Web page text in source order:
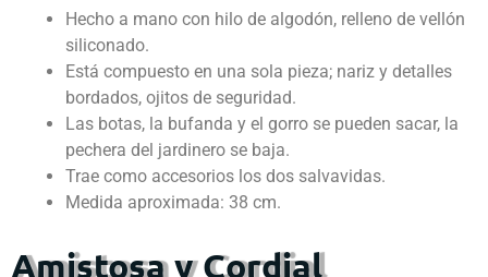
Hecho a mano con hilo de algodón, relleno de vellón
siliconado.
Está compuesto en una sola pieza; nariz y detalles
bordados, ojitos de seguridad.
Las botas, la bufanda y el gorro se pueden sacar, la
pechera del jardinero se baja.
Trae como accesorios los dos salvavidas.
Medida aproximada: 38 cm.
Amistosa y Cordial